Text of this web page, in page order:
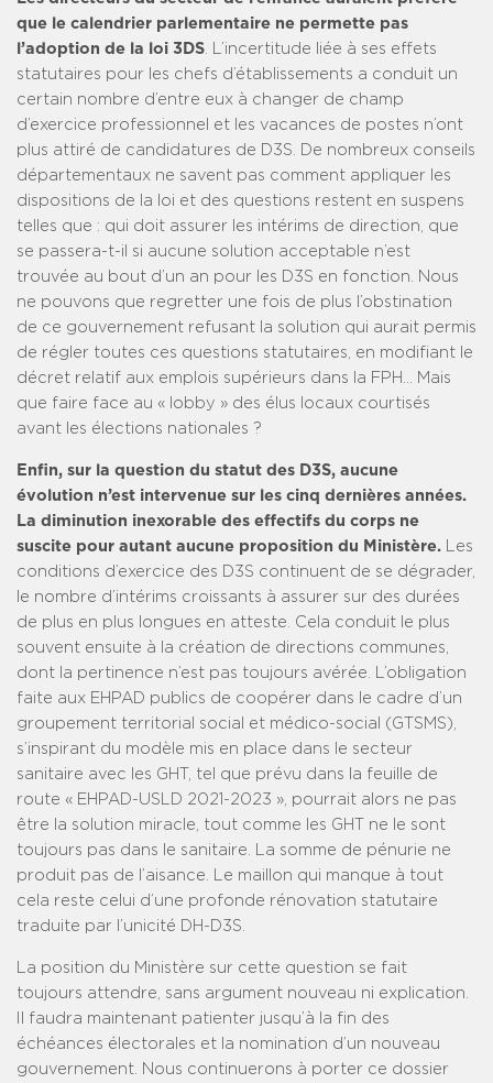
que le calendrier parlementaire ne permette pas
l’adoption de la loi 3DS. L’incertitude liée à ses effets
statutaires pour les chefs d’établissements a conduit un
certain nombre d’entre eux à changer de champ
d’exercice professionnel et les vacances de postes n’ont
plus attiré de candidatures de D3S. De nombreux conseils
départementaux ne savent pas comment appliquer les
dispositions de la loi et des questions restent en suspens
telles que : qui doit assurer les intérims de direction, que
se passera-t-il si aucune solution acceptable n’est
trouvée au bout d’un an pour les D3S en fonction. Nous
ne pouvons que regretter une fois de plus l’obstination
de ce gouvernement refusant la solution qui aurait permis
de régler toutes ces questions statutaires, en modifiant le
décret relatif aux emplois supérieurs dans la FPH… Mais
que faire face au « lobby » des élus locaux courtisés
avant les élections nationales ?
Enfin, sur la question du statut des D3S, aucune
évolution n’est intervenue sur les cinq dernières années.
La diminution inexorable des effectifs du corps ne
suscite pour autant aucune proposition du Ministère. Les
conditions d’exercice des D3S continuent de se dégrader,
le nombre d’intérims croissants à assurer sur des durées
de plus en plus longues en atteste. Cela conduit le plus
souvent ensuite à la création de directions communes,
dont la pertinence n’est pas toujours avérée. L’obligation
faite aux EHPAD publics de coopérer dans le cadre d’un
groupement territorial social et médico-social (GTSMS),
s’inspirant du modèle mis en place dans le secteur
sanitaire avec les GHT, tel que prévu dans la feuille de
route « EHPAD-USLD 2021-2023 », pourrait alors ne pas
être la solution miracle, tout comme les GHT ne le sont
toujours pas dans le sanitaire. La somme de pénurie ne
produit pas de l’aisance. Le maillon qui manque à tout
cela reste celui d’une profonde rénovation statutaire
traduite par l’unicité DH-D3S.
La position du Ministère sur cette question se fait
toujours attendre, sans argument nouveau ni explication.
Il faudra maintenant patienter jusqu’à la fin des
échéances électorales et la nomination d’un nouveau
gouvernement. Nous continuerons à porter ce dossier